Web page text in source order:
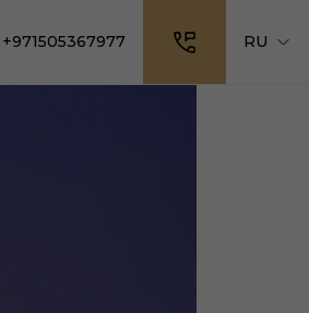
+971505367977 RU